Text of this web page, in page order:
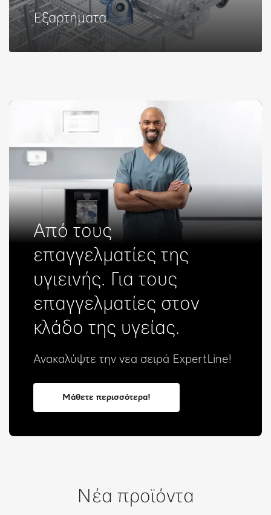
Εξαρτήματα
Από τους
επαγγελματίες της
υγιεινής. Για τους
επαγγελματίες στον
κλάδο της υγείας.
Ανακαλύψτε την νεα σειρά ExpertLine!
Μάθετε περισσότερα!
Νέα προϊόντα